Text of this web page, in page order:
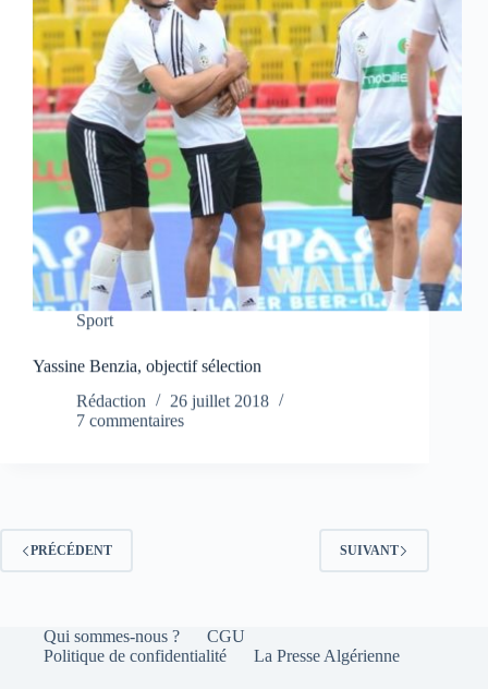
Sport
Yassine Benzia, objectif sélection
Rédaction
26 juillet 2018
7 commentaires
PRÉCÉDENT SUIVANT
Qui sommes-nous ?
CGU
Politique de confidentialité
La Presse Algérienne